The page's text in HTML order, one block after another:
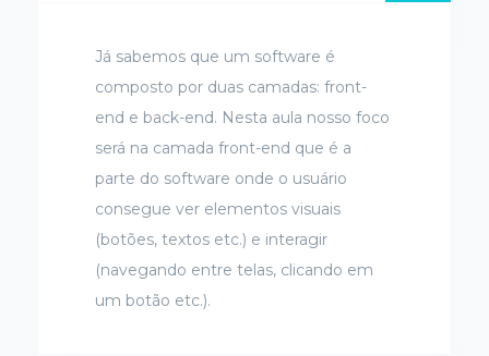
Já sabemos que um software é
composto por duas camadas: front-
end e back-end. Nesta aula nosso foco
será na camada front-end que é a
parte do software onde o usuário
consegue ver elementos visuais
(botões, textos etc.) e interagir
(navegando entre telas, clicando em
um botão etc.).